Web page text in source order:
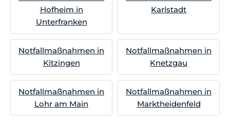
Hofheim in
Unterfranken
Karlstadt
Notfallmaßnahmen in
Kitzingen
Notfallmaßnahmen in
Knetzgau
Notfallmaßnahmen in
Lohr am Main
Notfallmaßnahmen in
Marktheidenfeld